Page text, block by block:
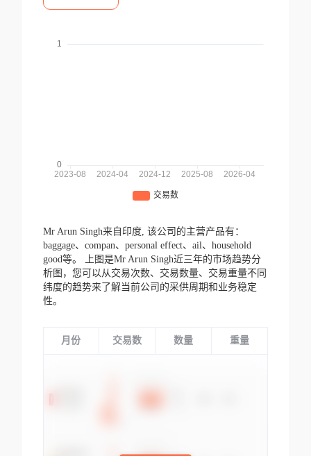
Mr Arun Singh来自印度, 该公司的主营产品有：
baggage、compan、personal effect、ail、household
good等。
上图是Mr Arun Singh近三年的市场趋势分
析图，您可以从交易次数、交易数量、交易重量不同
纬度的趋势来了解当前公司的采供周期和业务稳定
性。
月份 交易数 数量 重量